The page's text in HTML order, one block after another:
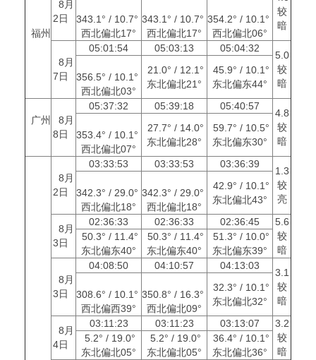
福州
8月
2日
较
暗
343.1° / 10.7°
西北偏北17°
343.1° / 10.7°
西北偏北17°
354.2° / 10.1°
西北偏北06°
8月
7日
05:01:54 05:03:13 05:04:32
5.0
较
暗
356.5° / 10.1°
西北偏北03°
21.0° / 12.1°
东北偏北21°
45.9° / 10.1°
东北偏东44°
广州
8月
8日
05:37:32 05:39:18 05:40:57
4.8
较
暗
353.4° / 10.1°
西北偏北07°
27.7° / 14.0°
东北偏北28°
59.7° / 10.5°
东北偏东30°
8月
2日
03:33:53 03:33:53 03:36:39
1.3
较
亮
342.3° / 29.0°
西北偏北18°
342.3° / 29.0°
西北偏北18°
42.9° / 10.1°
东北偏北43°
8月
3日
02:36:33 02:36:33 02:36:45
5.6
较
暗
50.3° / 11.4°
东北偏东40°
50.3° / 11.4°
东北偏东40°
51.3° / 10.0°
东北偏东39°
8月
3日
04:08:50 04:10:57 04:13:03
3.1
较
暗
308.6° / 10.1°
西北偏西39°
350.8° / 16.3°
西北偏北09°
32.3° / 10.1°
东北偏北32°
8月
4日
03:11:23 03:11:23 03:13:07
3.2
较
暗
5.2° / 19.0°
东北偏北05°
5.2° / 19.0°
东北偏北05°
36.4° / 10.1°
东北偏北36°